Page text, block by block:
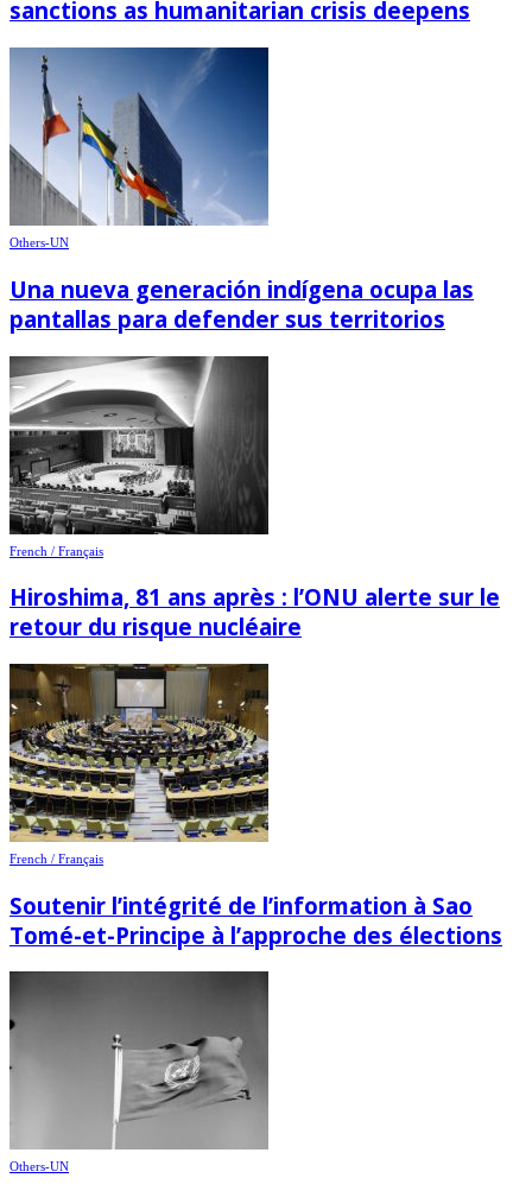
sanctions as humanitarian crisis deepens
Others-UN
Una nueva generación indígena ocupa las
pantallas para defender sus territorios
French / Français
Hiroshima, 81 ans après : l’ONU alerte sur le
retour du risque nucléaire
French / Français
Soutenir l’intégrité de l’information à Sao
Tomé-et-Principe à l’approche des élections
Others-UN